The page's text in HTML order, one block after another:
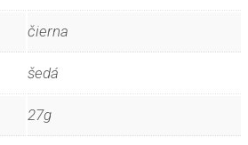
čierna
šedá
27g